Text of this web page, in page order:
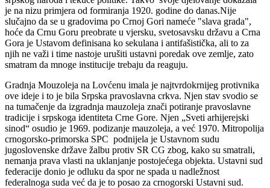
je na nizu primjera od formiranja 1920. godine do danas.Nije
slučajno da se u gradovima po Crnoj Gori nameće "slava grada",
hoće da Crnu Goru preobrate u vjersku, svetosavsku državu a Crna
Gora je Ustavom definisana ko sekulana i antifašistička, ali to za
njih ne važi i time nastoje urušiti ustavni poredak ove zemlje, zato
smatram da mnoge institucije trebaju da reaguju.
Gradnja Mouzoleja na Lovćenu imala je najtvrdokrnijeg protivnika
ove ideje i to je bila Srpska pravoslavna crkva. Njen stav svodio se
na tumačenje da izgradnja mauzoleja znači potiranje pravoslavne
tradicije i srpskoga identiteta Crne Gore. Njen „Sveti arhijerejski
sinod“ osudio je 1969. podizanje mauzoleja, a već 1970. Mitropolija
crnogorsko-primorska SPC podnijela je Ustavnom sudu
jugoslovenske države žalbu protiv SR CG zbog, kako su smatrali,
nemanja prava vlasti na uklanjanje postojećega objekta. Ustavni sud
federacije donio je odluku da spor ne spada u nadležnost
federalnoga suda već da je to posao za crnogorski Ustavni sud.